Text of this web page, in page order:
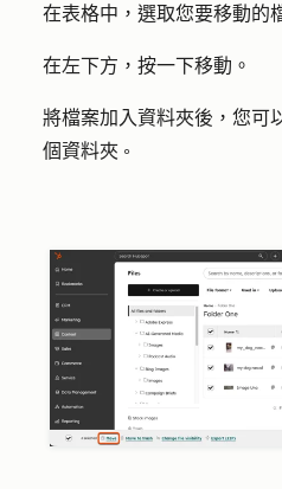
在表格中，選取您要移動的
在左下方，按一下移動 。
將檔案加入資料夾後，您可
個資料夾 。